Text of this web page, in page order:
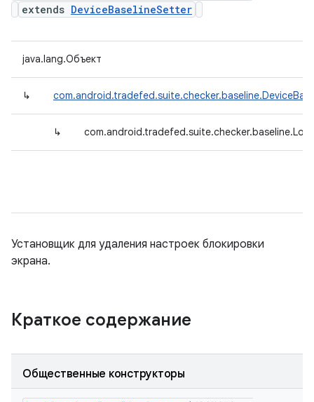
extends DeviceBaselineSetter
java.lang.Объект
↳
↳
Установщик для удаления настроек блокировки
экрана.
Краткое содержание
Общественные конструкторы